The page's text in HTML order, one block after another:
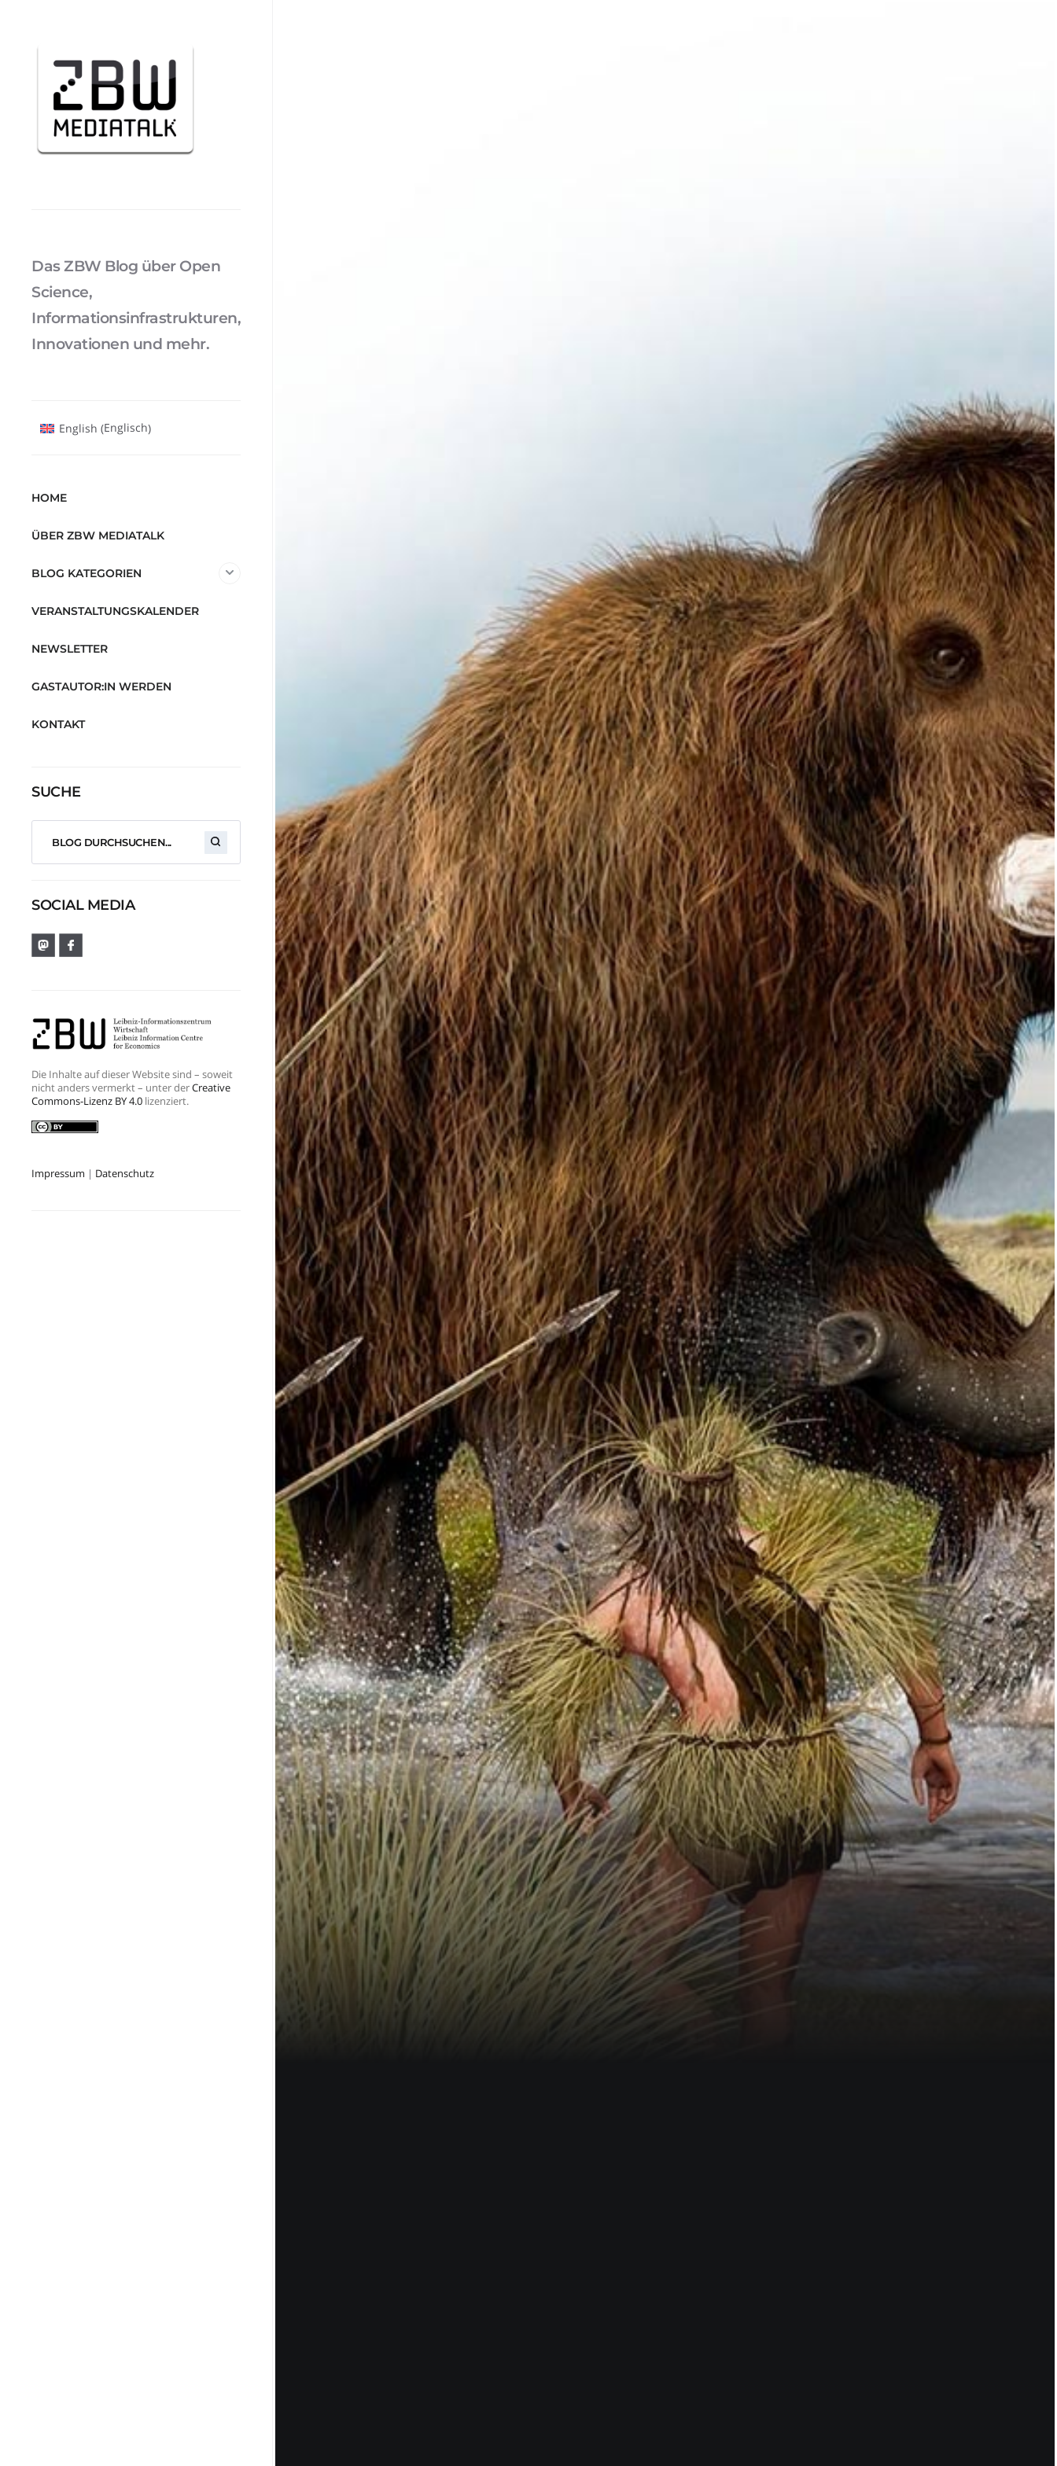
Das ZBW Blog über Open
Science,
Informationsinfrastrukturen,
Innovationen und mehr.
English (Englisch)
HOME
ÜBER ZBW MEDIATALK
BLOG KATEGORIEN
VERANSTALTUNGSKALENDER
NEWSLETTER
GASTAUTOR:IN WERDEN
KONTAKT
SUCHE
SOCIAL MEDIA
Die Inhalte auf dieser Website sind – soweit
nicht anders vermerkt – unter derCreative
Commons-Lizenz BY 4.0 lizenziert.
Impressum | Datenschutz